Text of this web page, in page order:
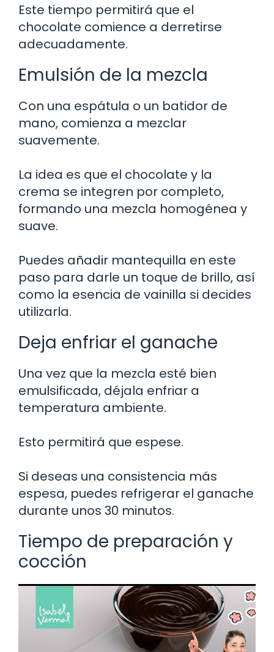
Este tiempo permitirá que el
chocolate comience a derretirse
adecuadamente.
Emulsión de la mezcla
Con una espátula o un batidor de
mano, comienza a mezclar
suavemente.
La idea es que el chocolate y la
crema se integren por completo,
formando una mezcla homogénea y
suave.
Puedes añadir mantequilla en este
paso para darle un toque de brillo, así
como la esencia de vainilla si decides
utilizarla.
Deja enfriar el ganache
Una vez que la mezcla esté bien
emulsificada, déjala enfriar a
temperatura ambiente.
Esto permitirá que espese.
Si deseas una consistencia más
espesa, puedes refrigerar el ganache
durante unos 30 minutos.
Tiempo de preparación y
cocción